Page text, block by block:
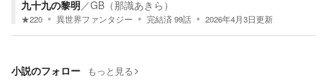
九十九の黎明／GB（那識あきら）
★220 異世界ファンタジー 完結済99話 2026年4月3日更新
小説のフォロー もっと見る